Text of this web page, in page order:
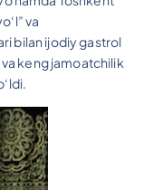
va
bilan ijodiy gastrol
keng jamoatchilik